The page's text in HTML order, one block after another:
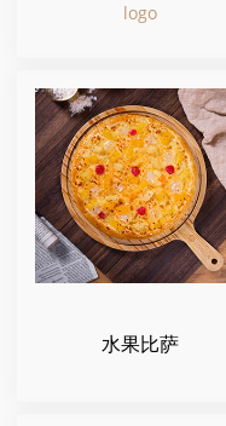
logo
水果比萨